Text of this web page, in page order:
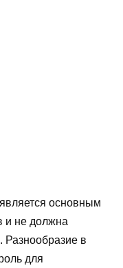
основным
и не должна
Разнообразие в
для